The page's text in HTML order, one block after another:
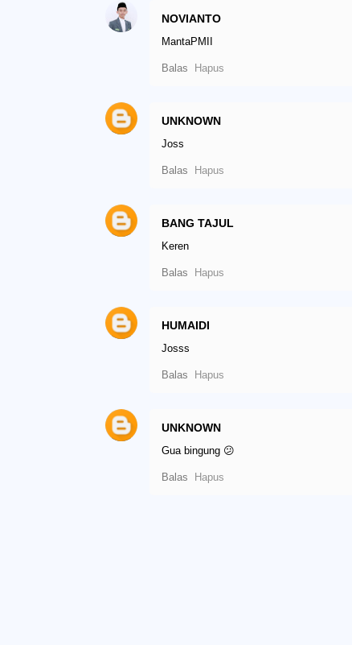
NOVIANTO
MantaPMII
Balas Hapus
UNKNOWN
Joss
Balas Hapus
BANG TAJUL
Keren
Balas Hapus
HUMAIDI
Josss
Balas Hapus
UNKNOWN
Gua bingung 😕
Balas Hapus